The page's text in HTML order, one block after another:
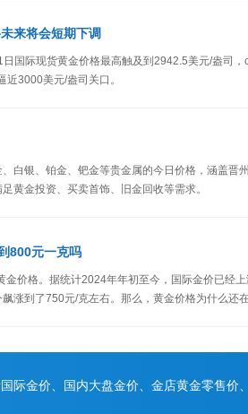
来将会短期下调
国际现货黄金价格最高触及到2942.5美元/盎司，
3000美元/盎司关口。
白银、铂金、钯金等贵金属的今日价格，涵盖晋
黄金投资、买卖首饰、旧金回收等需求。
800元一克吗
价格。据统计2024年年初至今，国际金价已经
涨到了750元/克左右。那么，黄金价格为什么还
际金价、国内大盘金价、金店黄金零售